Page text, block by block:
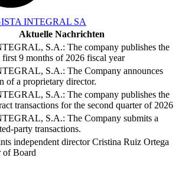
INTEGRAL SA
Aktuelle Nachrichten
S.A.: The company publishes the
first 9 months of 2026 fiscal year
S.A.: The Company announces
of a proprietary director.
S.A.: The company publishes the
transactions for the second quarter of 2026
S.A.: The Company submits a
party transactions.
independent director Cristina Ruiz Ortega
of Board